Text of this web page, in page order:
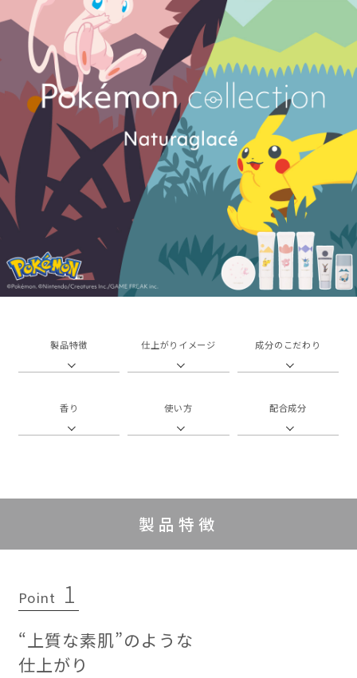
製品特徴 仕上がりイメージ 成分のこだわり
香り 使い方 配合成分
製品特徴
Point 1
“上質な素肌”のような
仕上がり